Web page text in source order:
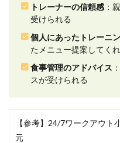
ーの
信頼
関す
る口
評判
った
トレーナーの信頼感 ：
受けられる
個人にあったトレーニ
たメニュー提案してく
食事管理のアドバイス
スが受けられる
【参考】24/7ワークアウ
元